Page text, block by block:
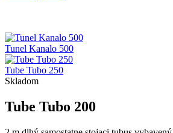
Tunel Kanalo 500
Tube Tubo 250
Skladom
Tube Tubo 200